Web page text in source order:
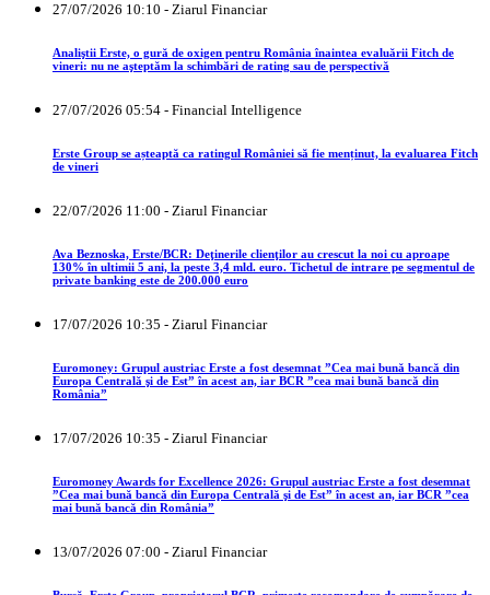
27/07/2026 10:10 - Ziarul Financiar
Analiştii Erste, o gură de oxigen pentru România înaintea evaluării Fitch de
vineri: nu ne aşteptăm la schimbări de rating sau de perspectivă
27/07/2026 05:54 - Financial Intelligence
Erste Group se așteaptă ca ratingul României să fie menținut, la evaluarea Fitch
de vineri
22/07/2026 11:00 - Ziarul Financiar
Ava Beznoska, Erste/BCR: Deţinerile clienţilor au crescut la noi cu aproape
130% în ultimii 5 ani, la peste 3,4 mld. euro. Tichetul de intrare pe segmentul de
private banking este de 200.000 euro
17/07/2026 10:35 - Ziarul Financiar
Euromoney: Grupul austriac Erste a fost desemnat ”Cea mai bună bancă din
Europa Centrală şi de Est” în acest an, iar BCR ”cea mai bună bancă din
România”
17/07/2026 10:35 - Ziarul Financiar
Euromoney Awards for Excellence 2026: Grupul austriac Erste a fost desemnat
”Cea mai bună bancă din Europa Centrală şi de Est” în acest an, iar BCR ”cea
mai bună bancă din România”
13/07/2026 07:00 - Ziarul Financiar